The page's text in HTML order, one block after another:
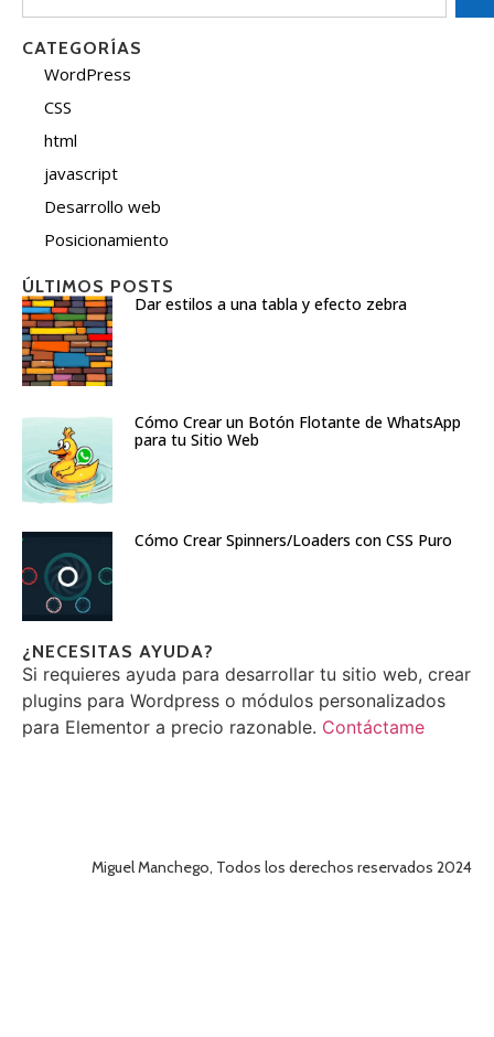
CATEGORÍAS
WordPress
CSS
html
javascript
Desarrollo web
Posicionamiento
ÚLTIMOS POSTS
Dar estilos a una tabla y efecto zebra
Cómo Crear un Botón Flotante de WhatsApp
para tu Sitio Web
Cómo Crear Spinners/Loaders con CSS Puro
¿NECESITAS AYUDA?
Si requieres ayuda para desarrollar tu sitio web, crear
plugins para Wordpress o módulos personalizados
para Elementor a precio razonable. Contáctame
Miguel Manchego, Todos los derechos reservados 2024